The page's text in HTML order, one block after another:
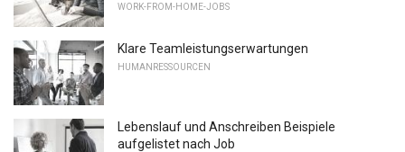
WORK-FROM-HOME-JOBS
Klare Teamleistungserwartungen
HUMANRESSOURCEN
Lebenslauf und Anschreiben Beispiele
aufgelistet nach Job